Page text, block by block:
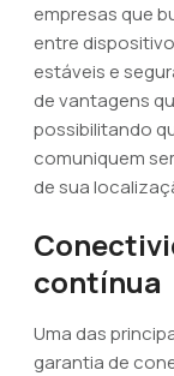
empresas que
entre
estáveis e
de vantagens
possibilitando
comuniquem
de sua
contínua
Uma das
garantia de